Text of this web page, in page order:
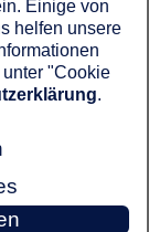
Einige von
helfen unsere
"Cookie
.